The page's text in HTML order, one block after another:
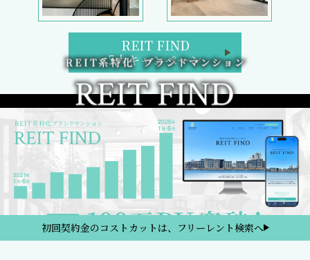
REIT FIND
5大キャンペーン
初回契約金のコストカットは、フリーレント検索へ